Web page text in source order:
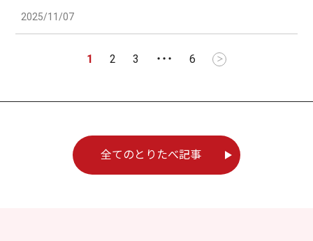
2025/11/07
1 2 3 ・・・ 6 ＞
全てのとりたべ記事